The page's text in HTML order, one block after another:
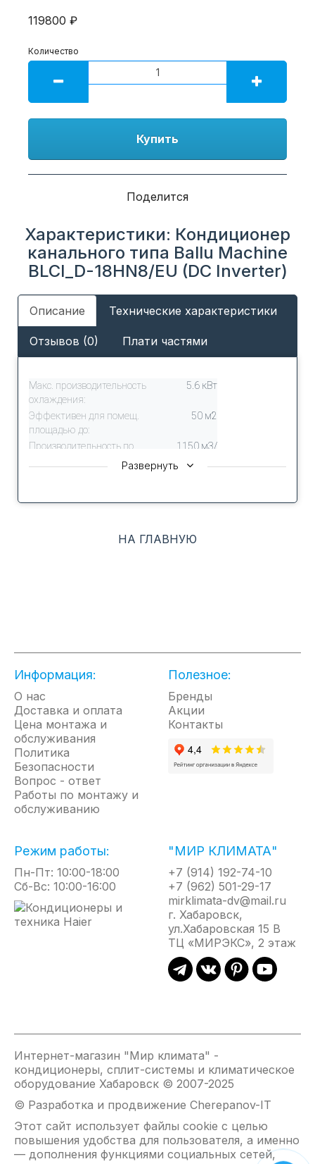
119800 ₽
Количество
Купить
Поделится
Характеристики: Кондиционер
канального типа Ballu Machine
BLCI_D-18HN8/EU (DC Inverter)
Описание Технические характеристики
Отзывов (0) Плати частями
Макс. производительность
охлаждения:
5.6 кВт
Эффективен для помещ.
площадью до:
50 м2
Производительность по
1150 м3/
Развернуть
НА ГЛАВНУЮ
Информация:
О нас
Доставка и оплата
Цена монтажа и
обслуживания
Политика
Безопасности
Вопрос - ответ
Работы по монтажу и
обслуживанию
Полезное:
Бренды
Акции
Контакты
Режим работы:
Пн-Пт: 10:00-18:00
Сб-Вс: 10:00-16:00
"МИР КЛИМАТА"
+7 (914) 192-74-10
+7 (962) 501-29-17
mirklimata-dv@mail.ru
г. Хабаровск,
ул.Хабаровская 15 В
ТЦ «МИРЭКС», 2 этаж
Интернет-магазин "Мир климата" -
кондиционеры, сплит-системы и климатическое
оборудование Хабаровск © 2007-2025
© Разработка и продвижение Cherepanov-IT
Этот сайт использует файлы cookie с целью
повышения удобства для пользователя, а именно
— дополнения функциями социальных сетей,